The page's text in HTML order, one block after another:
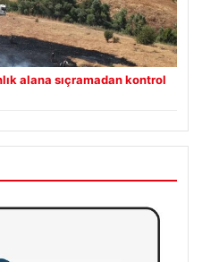
alana sıçramadan kontrol